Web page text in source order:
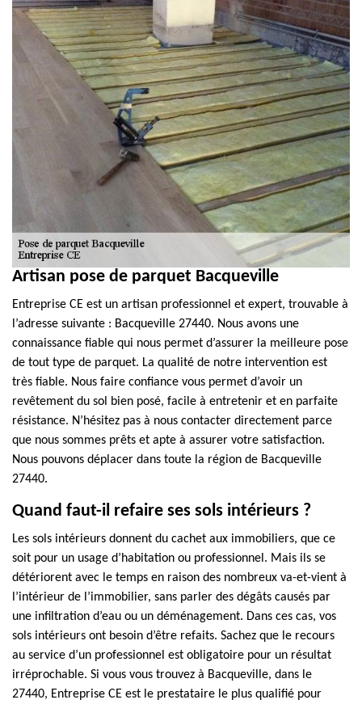
Artisan pose de parquet Bacqueville
Entreprise CE est un artisan professionnel et expert, trouvable à
l’adresse suivante : Bacqueville 27440. Nous avons une
connaissance fiable qui nous permet d’assurer la meilleure pose
de tout type de parquet. La qualité de notre intervention est
très fiable. Nous faire confiance vous permet d’avoir un
revêtement du sol bien posé, facile à entretenir et en parfaite
résistance. N’hésitez pas à nous contacter directement parce
que nous sommes prêts et apte à assurer votre satisfaction.
Nous pouvons déplacer dans toute la région de Bacqueville
27440.
Quand faut-il refaire ses sols intérieurs ?
Les sols intérieurs donnent du cachet aux immobiliers, que ce
soit pour un usage d’habitation ou professionnel. Mais ils se
détériorent avec le temps en raison des nombreux va-et-vient à
l’intérieur de l’immobilier, sans parler des dégâts causés par
une infiltration d’eau ou un déménagement. Dans ces cas, vos
sols intérieurs ont besoin d’être refaits. Sachez que le recours
au service d’un professionnel est obligatoire pour un résultat
irréprochable. Si vous vous trouvez à Bacqueville, dans le
27440, Entreprise CE est le prestataire le plus qualifié pour